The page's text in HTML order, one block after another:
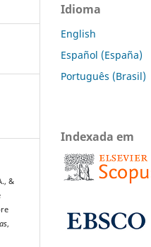
&
,
Idioma
English
Español (España)
Português (Brasil)
Indexada em